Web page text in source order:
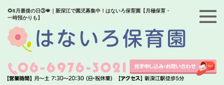
🌻8月最後の日③🍁｜新深江で園児募集中！はないろ保育園【月極保育・
一時預かりも】